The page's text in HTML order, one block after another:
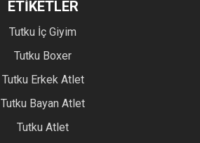
ETİKETLER
Tutku İç Giyim
Tutku Boxer
Tutku Erkek Atlet
Tutku Bayan Atlet
Tutku Atlet